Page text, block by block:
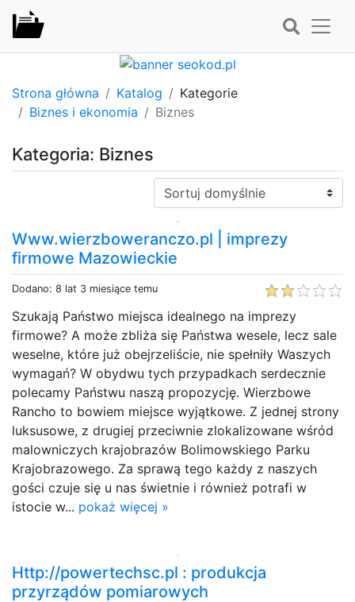
Strona główna Katalog
Kategorie
Biznes i ekonomia
Biznes
Kategoria: Biznes
Sortuj:
Www.wierzboweranczo.pl | imprezy
firmowe Mazowieckie
Dodano: 8 lat 3 miesiące temu
Szukają Państwo miejsca idealnego na imprezy
firmowe? A może zbliża się Państwa wesele, lecz sale
weselne, które już obejrzeliście, nie spełniły Waszych
wymagań? W obydwu tych przypadkach serdecznie
polecamy Państwu naszą propozycję. Wierzbowe
Rancho to bowiem miejsce wyjątkowe. Z jednej strony
luksusowe, z drugiej przeciwnie zlokalizowane wśród
malowniczych krajobrazów Bolimowskiego Parku
Krajobrazowego. Za sprawą tego każdy z naszych
gości czuje się u nas świetnie i również potrafi w
istocie w... pokaż więcej »
Http://powertechsc.pl : produkcja
przyrządów pomiarowych